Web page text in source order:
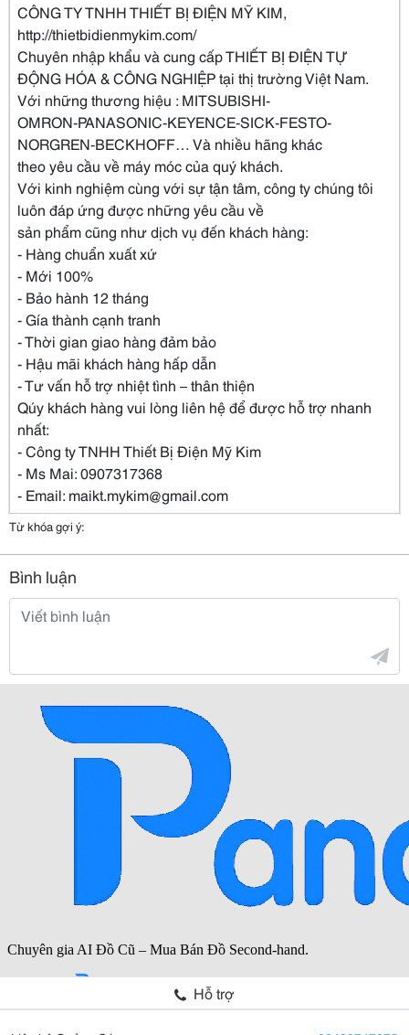
CÔNG TY TNHH THIẾT BỊ ĐIỆN MỸ KIM,
http://thietbidienmykim.com/
Chuyên nhập khẩu và cung cấp THIẾT BỊ ĐIỆN TỰ
ĐỘNG HÓA & CÔNG NGHIỆP tại thị trường Việt Nam.
Với những thương hiệu : MITSUBISHI-
OMRON-PANASONIC-KEYENCE-SICK-FESTO-
NORGREN-BECKHOFF… Và nhiều hãng khác
theo yêu cầu về máy móc của quý khách.
Với kinh nghiệm cùng với sự tận tâm, công ty chúng tôi
luôn đáp ứng được những yêu cầu về
sản phẩm cũng như dịch vụ đến khách hàng:
- Hàng chuẩn xuất xứ
- Mới 100%
- Bảo hành 12 tháng
- Gía thành cạnh tranh
- Thời gian giao hàng đảm bảo
- Hậu mãi khách hàng hấp dẫn
- Tư vấn hỗ trợ nhiệt tình – thân thiện
Qúy khách hàng vui lòng liên hệ để được hỗ trợ nhanh
nhất:
- Công ty TNHH Thiết Bị Điện Mỹ Kim
- Ms Mai: 0907317368
- Email: maikt.mykim@gmail.com
Từ khóa gợi ý:
Bình luận
Hỗ trợ